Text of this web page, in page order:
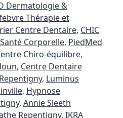
Dermatologie &
Thérapie et
Centre Dentaire, CHIC
Corporelle, PiedMed
Chiro-équilibre,
, Centre Dentaire
, Luminus
, Hypnose
, Annie Sleeth
Repentigny, IKRA